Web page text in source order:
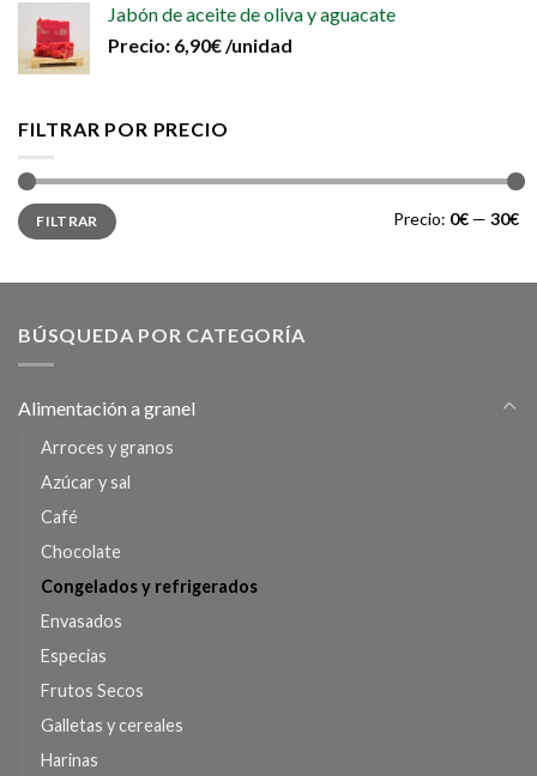
Jabón de aceite de oliva y aguacate
Precio: 6,90€/unidad
FILTRAR POR PRECIO
Precio
mínimo
Precio
máximo
FILTRAR Precio: 0€ — 30€
BÚSQUEDA POR CATEGORÍA
Alimentación a granel
Arroces y granos
Azúcar y sal
Café
Chocolate
Congelados y refrigerados
Envasados
Especias
Frutos Secos
Galletas y cereales
Harinas